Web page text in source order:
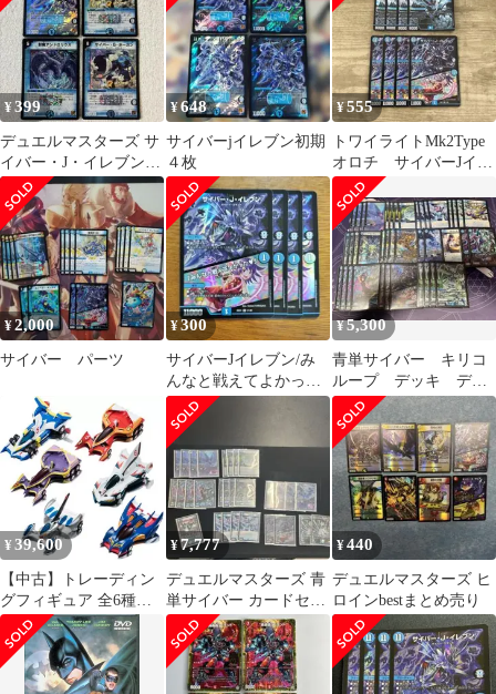
¥399
デュエルマスターズ サ
イバー・J・イレブン
他
¥648
サイバーjイレブン初期
４枚
¥555
トワイライトMk2Type
オロチ サイバーJイレ
ブン .
¥2,000
サイバー パーツ
¥300
サイバーJイレブン/み
んなと戦えてよかった
4枚
¥5,300
青単サイバー キリコ
ループ デッキ デュ
エマ スリーブ調整パ
ーツ付き
¥ 39,600
【中古】トレーディン
グフィギュア 全6種セ
ット 「新世紀GPXサイ
バーフォーミュラ
C.F.C. サイバーフォー
ミュラコレクション
¥7,777
デュエルマスターズ 青
単サイバー カードセッ
ト
¥440
デュエルマスターズ ヒ
ロインbestまとめ売り